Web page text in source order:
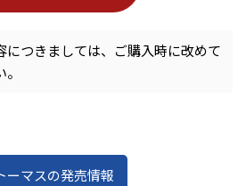
につきましては、ご購入時に改めて
ーマスの発売情報